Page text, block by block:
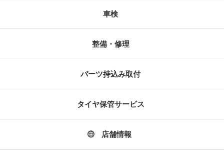
車検
整備・修理
パーツ持込み取付
タイヤ保管サービス
店舗情報